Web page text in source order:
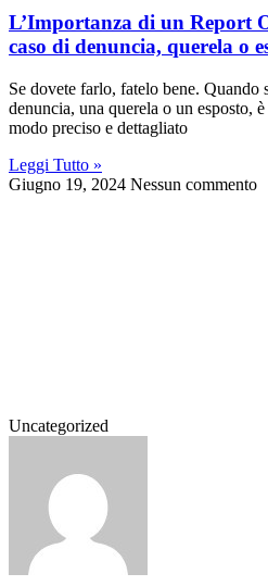
L’Importanza di un Report
caso di denuncia, querela o
Se dovete farlo, fatelo bene. Quando
denuncia, una querela o un esposto,
modo preciso e dettagliato
Leggi Tutto »
Giugno 19, 2024 Nessun commento
Uncategorized